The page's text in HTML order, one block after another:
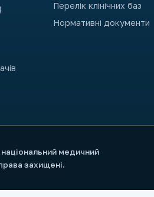
Перелік клінічних баз
Нормативні документи
медичний
захищені.